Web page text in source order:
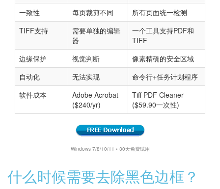
一致性 每页裁剪不同
所有页面统一检测
TIFF支持
需要单独的编辑
器
一个工具支持PDF和
TIFF
边缘保护
视觉判断
像素精确的安全区域
自动化
无法实现
命令行+任务计划程序
软件成本
Adobe Acrobat
($240/yr)
Tiff PDF Cleaner
($59.90一次性)
Windows 7/8/10/11 • 30天免费试用
什么时候需要去除黑色边框？